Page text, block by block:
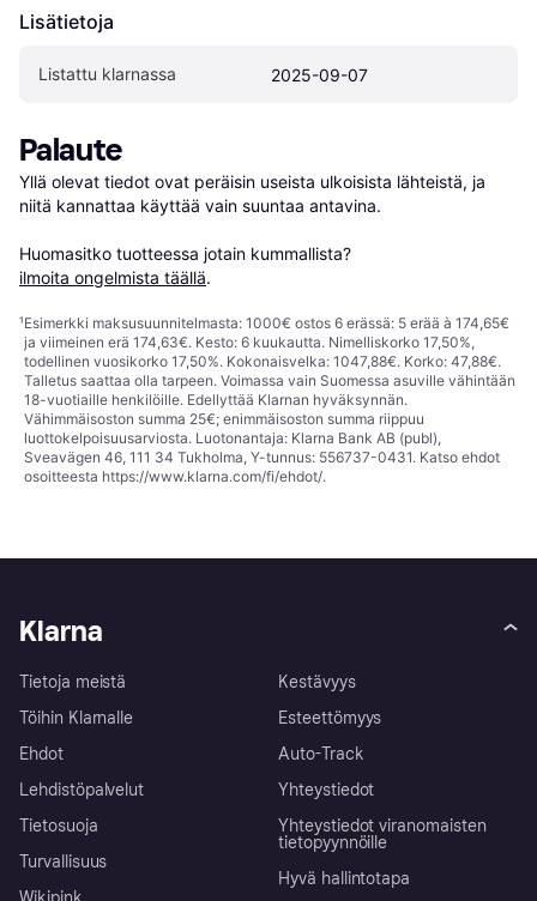
Lisätietoja
Listattu klarnassa 2025-09-07
Palaute
Yllä olevat tiedot ovat peräisin useista ulkoisista lähteistä, ja
niitä kannattaa käyttää vain suuntaa antavina.
Huomasitko tuotteessa jotain kummallista?
ilmoita ongelmista täällä.
¹Esimerkki maksusuunnitelmasta: 1000€ ostos 6 erässä: 5 erää à 174,65€
ja viimeinen erä 174,63€. Kesto: 6 kuukautta. Nimelliskorko 17,50%,
todellinen vuosikorko 17,50%. Kokonaisvelka: 1047,88€. Korko: 47,88€.
Talletus saattaa olla tarpeen. Voimassa vain Suomessa asuville vähintään
18-vuotiaille henkilöille. Edellyttää Klarnan hyväksynnän.
Vähimmäisoston summa 25€; enimmäisoston summa riippuu
luottokelpoisuusarviosta. Luotonantaja: Klarna Bank AB (publ),
Sveavägen 46, 111 34 Tukholma, Y-tunnus: 556737-0431. Katso ehdot
osoitteesta https://www.klarna.com/fi/ehdot/.
Klarna
Tietoja meistä
Töihin Klarnalle
Ehdot
Lehdistöpalvelut
Tietosuoja
Turvallisuus
Kestävyys
Esteettömyys
Auto-Track
Yhteystiedot
Yhteystiedot viranomaisten
tietopyynnöille
Hyvä hallintotapa